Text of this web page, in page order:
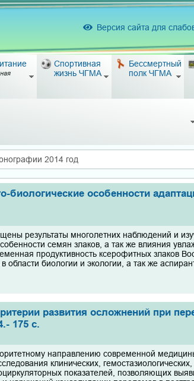
Версия сайта для
Спортивная
жизнь ЧГМА
Бессмертный
полк ЧГМА
2014 год
особенности
результаты многолетних наблюдений и
семян злаков, а так же влияния
продуктивность ксерофитных злаков
области биологии и экологии, а так же
развития осложнений при
175 с.
направлению современной
клинических,
показателей, позволяющих